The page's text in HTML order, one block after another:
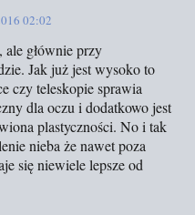
02:02
ale głównie przy
Jak już jest wysoko to
czy teleskopie sprawia
dla oczu i dodatkowo jest
plastyczności. No i tak
nieba że nawet poza
się niewiele lepsze od